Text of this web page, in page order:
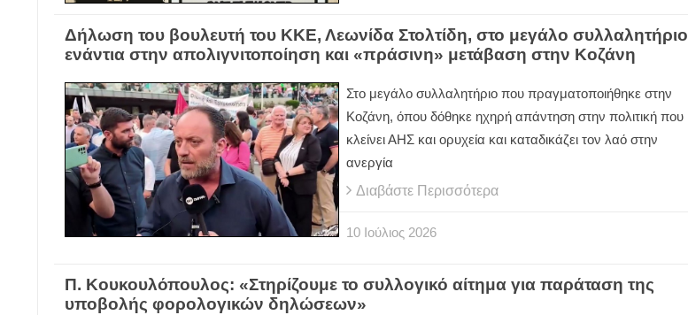
Δήλωση του βουλευτή του ΚΚΕ, Λεωνίδα Στολτίδη, στο μεγάλο συλλαλητήριο
ενάντια στην απολιγνιτοποίηση και «πράσινη» μετάβαση στην Κοζάνη
Στο μεγάλο συλλαλητήριο που πραγματοποιήθηκε στην
Κοζάνη, όπου δόθηκε ηχηρή απάντηση στην πολιτική που
κλείνει ΑΗΣ και ορυχεία και καταδικάζει τον λαό στην
ανεργία
Διαβάστε Περισσότερα
10 Ιούλιος 2026
Π. Κουκουλόπουλος: «Στηρίζουμε το συλλογικό αίτημα για παράταση της
υποβολής φορολογικών δηλώσεων»